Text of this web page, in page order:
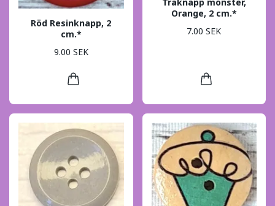
Röd Resinknapp, 2
cm.*
9.00 SEK
Orange, 2 cm.*
7.00 SEK